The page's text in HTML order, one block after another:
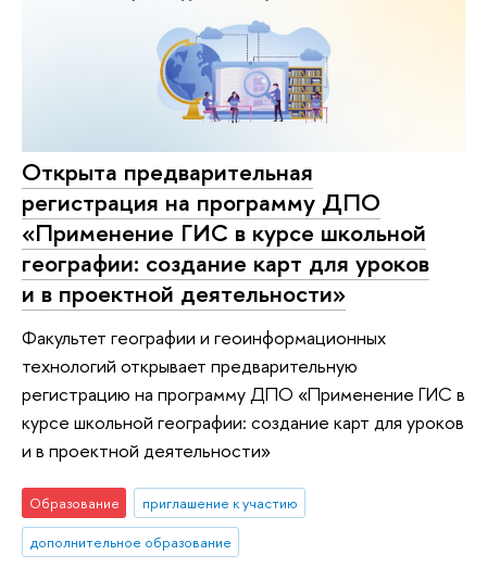
Открыта предварительная
регистрация на программу ДПО
«Применение ГИС в курсе школьной
географии: создание карт для уроков
и в проектной деятельности»
Факультет географии и геоинформационных
технологий открывает предварительную
регистрацию на программу ДПО «Применение ГИС в
курсе школьной географии: создание карт для уроков
и в проектной деятельности»
Образование
приглашение к участию
дополнительное образование